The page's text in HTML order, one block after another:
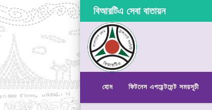
বিআরটিএ সেবা বাতায়ন
হোম ফিটনেস এপয়েন্টমেন্ট সময়সূচী